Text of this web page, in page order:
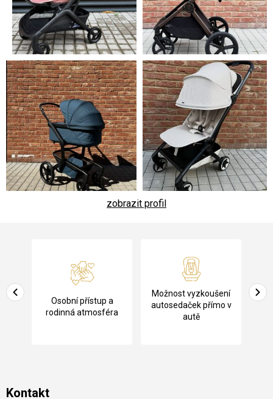
zobrazit profil
a
Osobní přístup a
rodinná atmosféra
Možnost vyzkoušení
autosedaček přímo v
autě
Kontakt